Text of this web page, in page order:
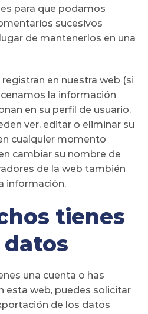
para que podamos
sucesivos
de mantenerlos en una
en nuestra web (si
la información
en su perfil de usuario.
ver, editar o eliminar su
cualquier momento
cambiar su nombre de
de la web también
información.
tienes
una cuenta o has
esta web, puedes solicitar
de los datos